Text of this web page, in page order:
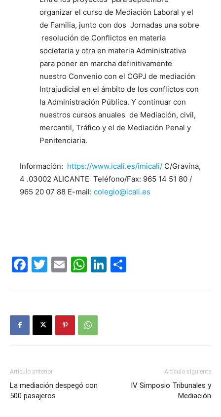
organizar el curso de Mediación Laboral y el
de Familia, junto con dos Jornadas una sobre
resolución de Conflictos en materia
societaria y otra en materia Administrativa
para poner en marcha definitivamente
nuestro Convenio con el CGPJ de mediación
Intrajudicial en el ámbito de los conflictos con
la Administración Pública. Y continuar con
nuestros cursos anuales de Mediación, civil,
mercantil, Tráfico y el de Mediación Penal y
Penitenciaria.
Información: https://www.icali.es/imicali/ C/Gravina,
4 .03002 ALICANTE Teléfono/Fax: 965 14 51 80 /
965 20 07 88 E-mail: colegio@icali.es
Facebook
Twitter
EmailWhatsApp
LinkedIn
Artículo anterior
La mediación despegó con
500 pasajeros
Artículo siguiente
IV Simposio Tribunales y
Mediación